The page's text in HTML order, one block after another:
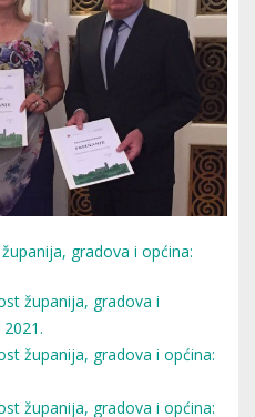
gradova i općina:
županija, gradova i
županija, gradova i općina:
županija, gradova i općina: